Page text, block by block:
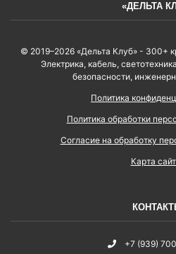
«ДЕЛЬТА
© 2019–2026 «Дельта Клуб» - 300+
Электрика, кабель,
безопасности,
Политика
Политика обработки
Согласие на обработку
Карта
+7 (939)